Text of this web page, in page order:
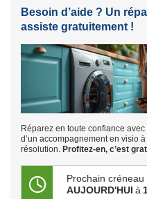
Besoin d’aide ? Un
assiste gratuitement !
Réparez en toute confiance
d’un accompagnement en visio
résolution. Profitez-en, c’est
Prochain créneau
AUJOURD'HUI à